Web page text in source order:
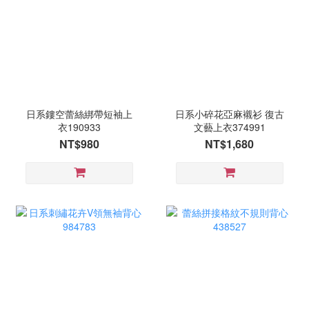
日系鏤空蕾絲綁帶短袖上
衣190933
NT$980
日系小碎花亞麻襯衫 復古
文藝上衣374991
NT$1,680